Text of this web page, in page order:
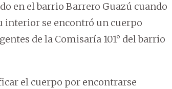
en el barrio Barrero Guazú cuando
interior se encontró un cuerpo
de la Comisaría 101° del barrio
el cuerpo por encontrarse